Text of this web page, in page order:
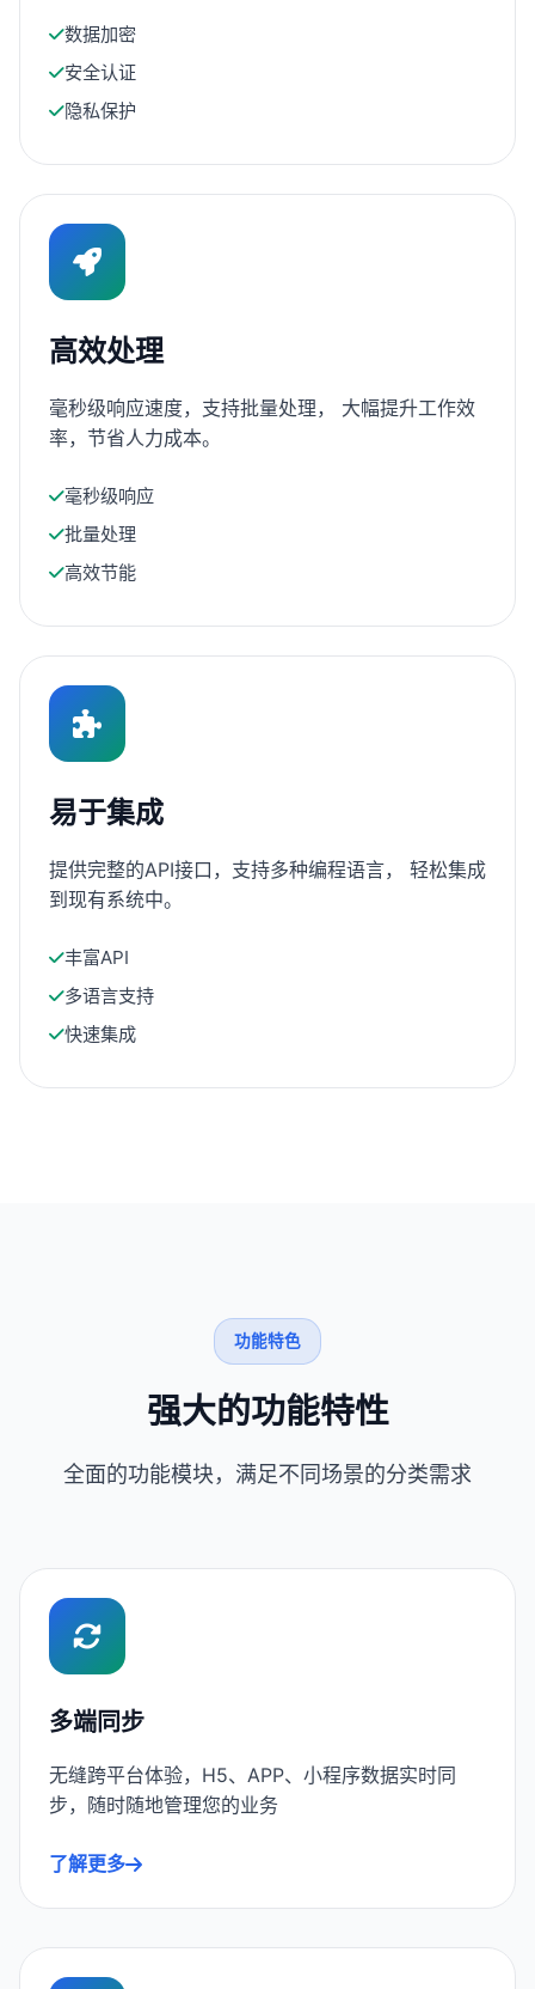
数据加密
安全认证
隐私保护
高效处理
毫秒级响应速度，支持批量处理， 大幅提升工作效
率，节省人力成本。
毫秒级响应
批量处理
高效节能
易于集成
提供完整的API接口，支持多种编程语言， 轻松集成
到现有系统中。
丰富API
多语言支持
快速集成
功能特色
强大的功能特性
全面的功能模块，满足不同场景的分类需求
多端同步
无缝跨平台体验，H5、APP、小程序数据实时同
步，随时随地管理您的业务
了解更多